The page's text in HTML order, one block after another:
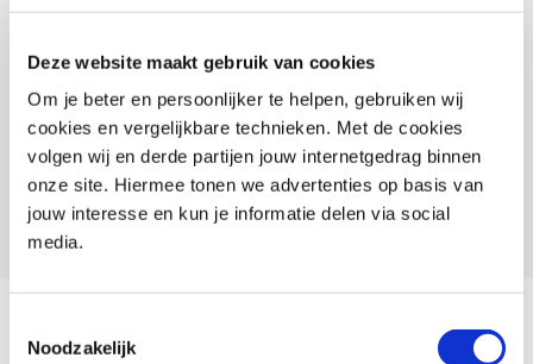
Deze website maakt gebruik van cookies
Om je beter en persoonlijker te helpen, gebruiken wij
cookies en vergelijkbare technieken. Met de cookies
volgen wij en derde partijen jouw internetgedrag binnen
onze site. Hiermee tonen we advertenties op basis van
jouw interesse en kun je informatie delen via social
media.
Noodzakelijk
Bouwjaar
2026
Vestiging
Assen
Conditie
Occasion
Rijbewijs type
A2
Model
SH 150